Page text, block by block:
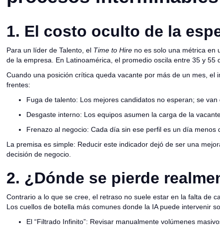
1. El costo oculto de la
Para un líder de Talento, el Time to Hire no es solo una métrica en
de la empresa. En Latinoamérica, el promedio oscila entre 35 y 55
Cuando una posición crítica queda vacante por más de un mes, el
frentes:
Fuga de talento: Los mejores candidatos no esperan; se
Desgaste interno: Los equipos asumen la carga de la
Frenazo al negocio: Cada día sin ese perfil es un día menos
La premisa es simple: Reducir este indicador dejó de ser una
decisión de negocio.
2. ¿Dónde se pierde
Contrario a lo que se cree, el retraso no suele estar en la falta de
Los cuellos de botella más comunes donde la IA puede intervenir
El “Filtrado Infinito”: Revisar manualmente volúmenes